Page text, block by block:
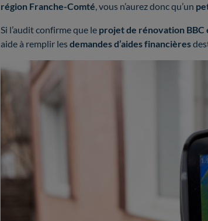
région Franche-Comté , vous n’aurez donc qu’un
Si l’audit confirme que le projet de rénovation BBC
aide à remplir lesdemandes d’aides financières